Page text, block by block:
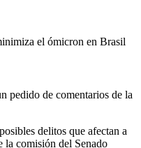
el ómicron en Brasil
pedido de comentarios de la
delitos que afectan a
la comisión del Senado